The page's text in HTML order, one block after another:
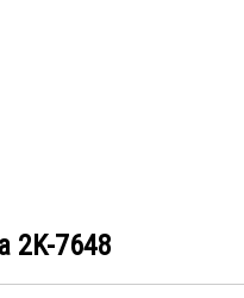
2K-7648